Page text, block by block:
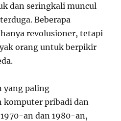
dan seringkali muncul
Beberapa
revolusioner, tetapi
orang untuk berpikir
yang paling
komputer pribadi dan
an dan 1980-an,